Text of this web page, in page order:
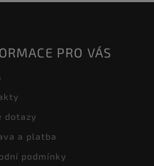
PRO VÁS
dotazy
a platba
podmínky